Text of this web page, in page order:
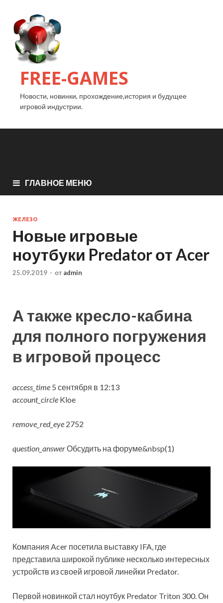
FREE-GAMES
Новости, новинки, прохождение,история и будущее
игровой индустрии.
ГЛАВНОЕ МЕНЮ
ЖЕЛЕЗО
Новые игровые
ноутбуки Predator от Acer
25.09.2019 - от admin
А также кресло-кабина
для полного погружения
в игровой процесс
access_time 5 сентября в 12:13
account_circle Kloe
remove_red_eye 2752
question_answerОбсудить на форуме&nbsp(1)
Компания Acer посетила выставку IFA, где
представила широкой публике несколько интересных
устройств из своей игровой линейки Predator.
Первой новинкой стал ноутбук Predator Triton 300. Он